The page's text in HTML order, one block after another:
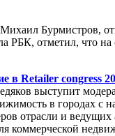
Бурмистров,
РБК, отметил, что
в Retailer congress
выступит
в городах с
отрасли и ведущих
коммерческой